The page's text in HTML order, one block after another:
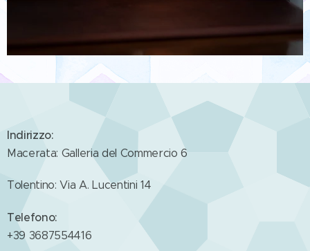
Indirizzo:
Macerata: Galleria del Commercio 6
Tolentino: Via A. Lucentini 14
Telefono:
+39 3687554416